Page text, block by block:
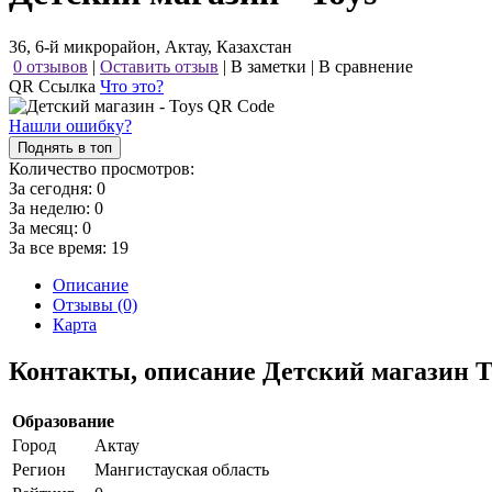
36, 6-й микрорайон, Актау, Казахстан
0 отзывов | Оставить отзыв | В заметки | В сравнение
QR Ссылка Что это?
Нашли ошибку?
Поднять в топ
Количество просмотров:
За сегодня: 0
За неделю: 0
За месяц: 0
За все время: 19
Описание
Отзывы (0)
Карта
Контакты, описание Детский магазин
Образование
Город
Актау
Регион
Мангистауская область